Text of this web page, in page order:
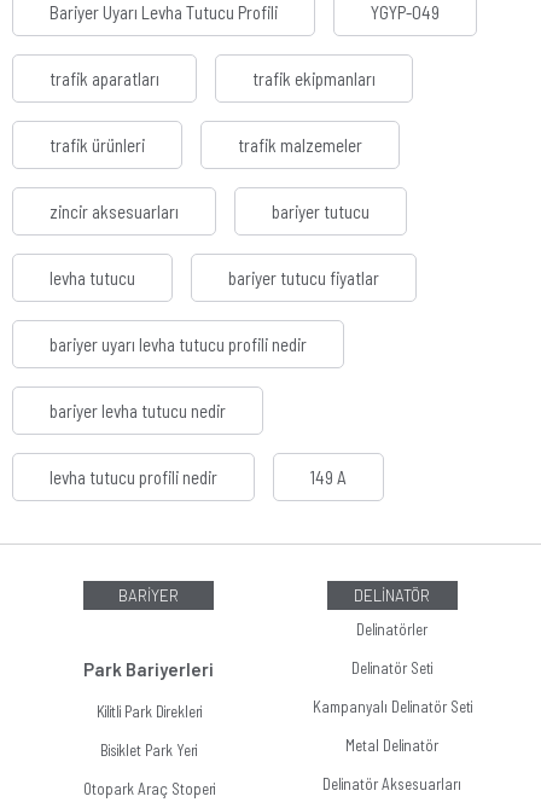
Bariyer Uyarı Levha Tutucu Profili YGYP-049
trafik aparatları trafik ekipmanları
trafik ürünleri trafik malzemeler
zincir aksesuarları bariyer tutucu
levha tutucu bariyer tutucu fiyatlar
bariyer uyarı levha tutucu profili nedir
bariyer levha tutucu nedir
levha tutucu profili nedir 149 A
BARİYER
Park Bariyerleri
Kilitli Park Direkleri
Bisiklet Park Yeri
Otopark Araç Stoperi
DELİNATÖR
Delinatörler
Delinatör Seti
Kampanyalı Delinatör Seti
Metal Delinatör
Delinatör Aksesuarları